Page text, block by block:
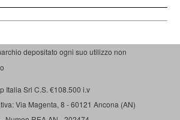
depositato ogni suo utilizzo non
Italia Srl C.S. €108.500 i.v
Via Magenta, 8 - 60121 Ancona (AN)